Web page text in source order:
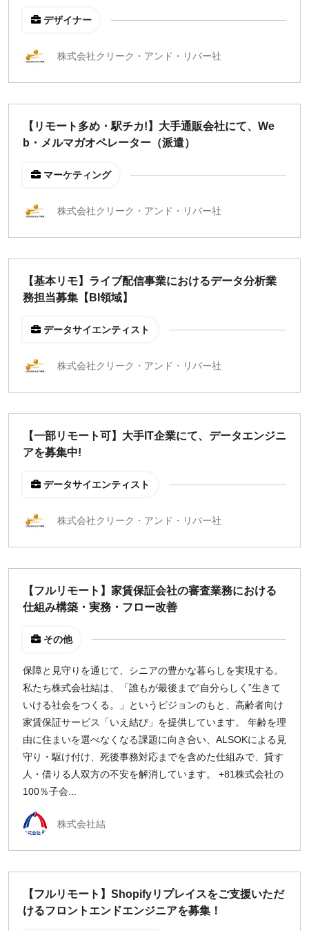
直接契約
新規事業
稼働時間
週4日
週2日
東京
名古屋
福岡
募集中のみ表示
時給
¥2,000 ¥3,000 ¥4,000 ¥5,000〜
デザイナー
株式会社クリーク・アンド・リバー社
【リモート多め・駅チカ!】大手通販会社にて、We
b・メルマガオペレーター（派遣）
マーケティング
株式会社クリーク・アンド・リバー社
【基本リモ】ライブ配信事業におけるデータ分析業
務担当募集【BI領域】
データサイエンティスト
株式会社クリーク・アンド・リバー社
【一部リモート可】大手IT企業にて、データエンジニ
アを募集中!
データサイエンティスト
株式会社クリーク・アンド・リバー社
【フルリモート】家賃保証会社の審査業務における
仕組み構築・実務・フロー改善
その他
保障と見守りを通じて、シニアの豊かな暮らしを実現する。
私たち株式会社結は、「誰もが最後まで“自分らしく”生きて
いける社会をつくる。」というビジョンのもと、高齢者向け
家賃保証サービス「いえ結び」を提供しています。 年齢を理
由に住まいを選べなくなる課題に向き合い、ALSOKによる見
守り・駆け付け、死後事務対応までを含めた仕組みで、貸す
人・借りる人双方の不安を解消しています。 +81株式会社の
100％子会...
株式会社結
【フルリモート】Shopifyリプレイスをご支援いただ
けるフロントエンドエンジニアを募集！